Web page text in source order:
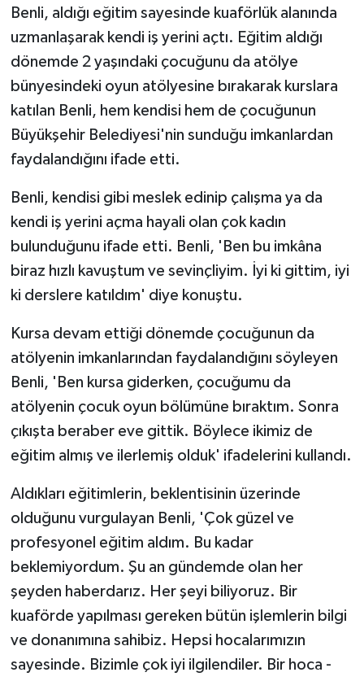
Benli, aldığı eğitim sayesinde kuaförlük alanında
uzmanlaşarak kendi iş yerini açtı. Eğitim aldığı
dönemde 2 yaşındaki çocuğunu da atölye
bünyesindeki oyun atölyesine bırakarak kurslara
katılan Benli, hem kendisi hem de çocuğunun
Büyükşehir Belediyesi'nin sunduğu imkanlardan
faydalandığını ifade etti.
Benli, kendisi gibi meslek edinip çalışma ya da
kendi iş yerini açma hayali olan çok kadın
bulunduğunu ifade etti. Benli, 'Ben bu imkâna
biraz hızlı kavuştum ve sevinçliyim. İyi ki gittim, iyi
ki derslere katıldım' diye konuştu.
Kursa devam ettiği dönemde çocuğunun da
atölyenin imkanlarından faydalandığını söyleyen
Benli, 'Ben kursa giderken, çocuğumu da
atölyenin çocuk oyun bölümüne bıraktım. Sonra
çıkışta beraber eve gittik. Böylece ikimiz de
eğitim almış ve ilerlemiş olduk' ifadelerini kullandı.
Aldıkları eğitimlerin, beklentisinin üzerinde
olduğunu vurgulayan Benli, 'Çok güzel ve
profesyonel eğitim aldım. Bu kadar
beklemiyordum. Şu an gündemde olan her
şeyden haberdarız. Her şeyi biliyoruz. Bir
kuaförde yapılması gereken bütün işlemlerin bilgi
ve donanımına sahibiz. Hepsi hocalarımızın
sayesinde. Bizimle çok iyi ilgilendiler. Bir hoca -